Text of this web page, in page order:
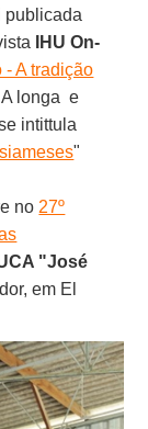
publicada
IHU On-
- A tradição
A longa e
intittula
"
no 27º
"José
em El